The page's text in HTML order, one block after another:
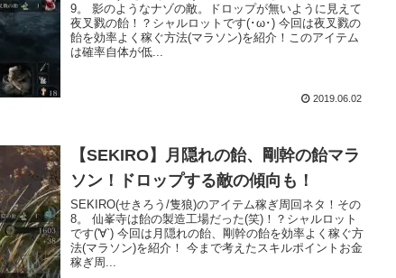
9。 影のようなナゾの敵。ドロップが無いように見えて
夜叉戮の飴！？シャルロットです(･ω･) 今回は夜叉戮の
飴を効率よく稼ぐ方法(マラソン)を紹介！このアイテム
は確率自体が低...
2019.06.02
【SEKIRO】月隠れの飴、剛幹の飴マラ
ソン！ドロップする敵の傾向も！
SEKIRO(せきろう/隻狼)のアイテム稼ぎ周回ネタ！その
8。 仙峯寺は飴の製造工場だった(笑)！？シャルロット
です('∀`) 今回は月隠れの飴、剛幹の飴を効率よく稼ぐ方
法(マラソン)を紹介！ 今まで考えたスキルポイントお金
稼ぎ周...